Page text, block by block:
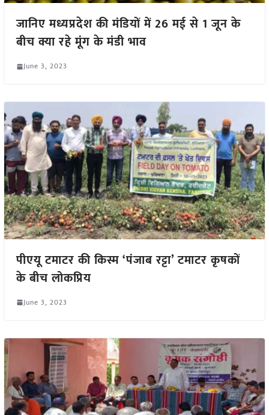
जानिए मध्यप्रदेश की मंडियों में 26 मई से 1 जून के
बीच क्या रहे मूंग के मंडी भाव
June 3, 2023
पीएयू टमाटर की किस्म ‘पंजाब रट्टा’ टमाटर कृषकों
के बीच लोकप्रिय
June 3, 2023